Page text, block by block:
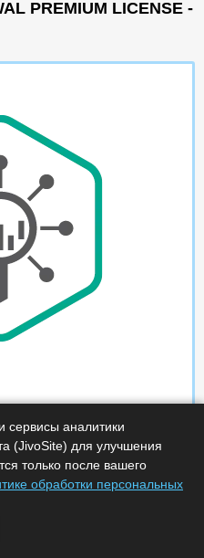
PREMIUM LICENSE -
аналитики
(JivoSite) для улучшения
только после вашего
обработки персональных